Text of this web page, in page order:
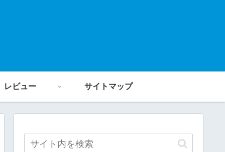
レビュー サイトマップ